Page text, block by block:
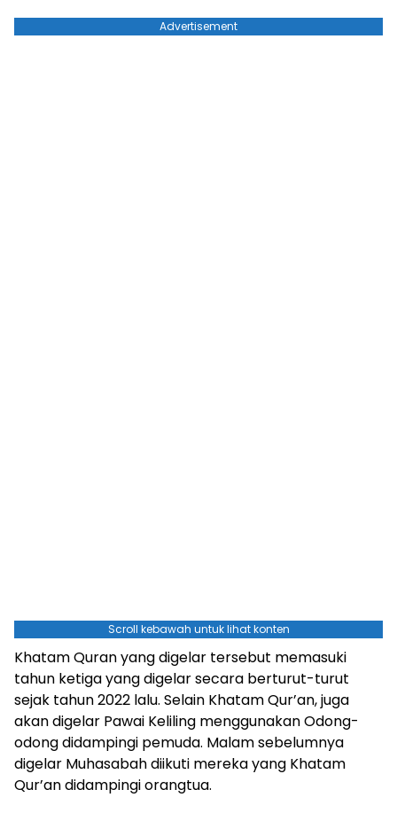
Advertisement
Scroll kebawah untuk lihat konten
Khatam Quran yang digelar tersebut memasuki
tahun ketiga yang digelar secara berturut-turut
sejak tahun 2022 lalu. Selain Khatam Qur’an, juga
akan digelar Pawai Keliling menggunakan Odong-
odong didampingi pemuda. Malam sebelumnya
digelar Muhasabah diikuti mereka yang Khatam
Qur’an didampingi orangtua.